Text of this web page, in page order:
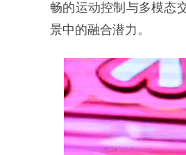
畅的运动控制与多模态
景中的融合潜力。